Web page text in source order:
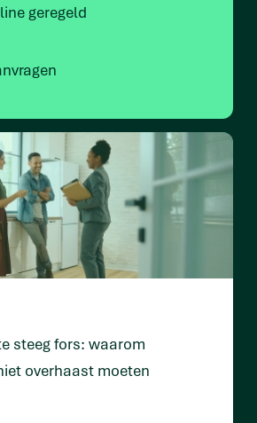
geregeld
steeg fors: waarom
overhaast moeten